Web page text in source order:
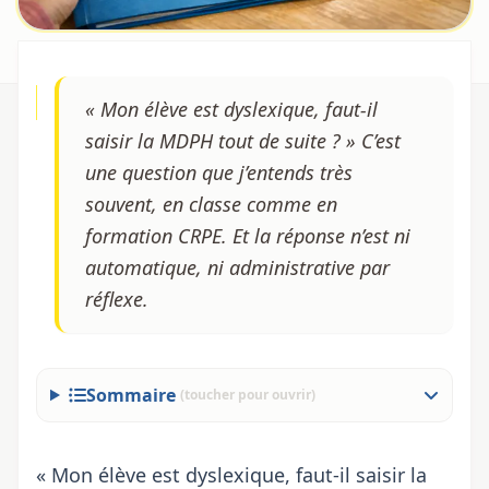
« Mon élève est dyslexique, faut-il
saisir la MDPH tout de suite ? » C’est
une question que j’entends très
souvent, en classe comme en
formation CRPE. Et la réponse n’est ni
automatique, ni administrative par
réflexe.
Sommaire (toucher pour ouvrir)
« Mon élève est dyslexique, faut-il saisir la